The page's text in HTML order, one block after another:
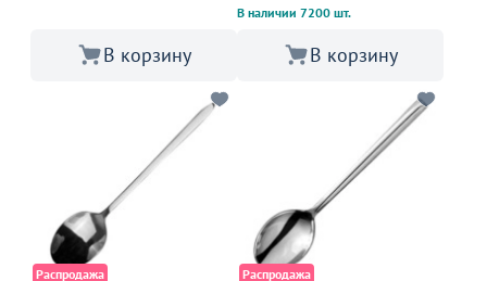
В корзину
В наличии 7200 шт.
В корзину
Распродажа Распродажа